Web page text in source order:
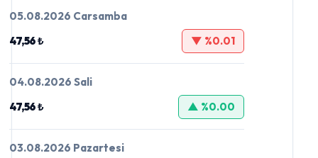
05.08.2026 Carsamba
47,56 ₺
▼ %0.01
04.08.2026 Sali
47,56 ₺
▲ %0.00
03.08.2026 Pazartesi